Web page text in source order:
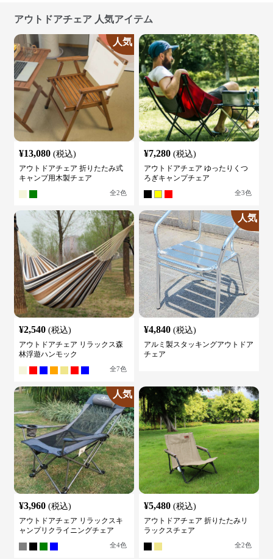
アウトドアチェア 人気アイテム
人気
¥13,080 (税込)
アウトドアチェア 折りたたみ式
キャンプ用木製チェア
全2色
¥7,280 (税込)
アウトドアチェア ゆったりくつ
ろぎキャンプチェア
全3色
¥2,540 (税込)
アウトドアチェア リラックス森
林浮遊ハンモック
全7色
人気
¥4,840 (税込)
アルミ製スタッキングアウトドア
チェア
人気
¥3,960 (税込)
アウトドアチェア リラックスキ
ャンプリクライニングチェア
全4色
¥5,480 (税込)
アウトドアチェア 折りたたみリ
ラックスチェア
全2色